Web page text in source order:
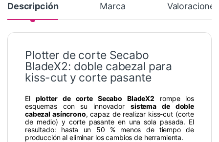
Descripción Marca Valoraciones
Plotter de corte Secabo
BladeX2: doble cabezal para
kiss-cut y corte pasante
El plotter de corte Secabo BladeX2 rompe los
esquemas con su innovador sistema de doble
cabezal asíncrono, capaz de realizar kiss-cut (corte
de medio) y corte pasante en una sola pasada. El
resultado: hasta un 50 % menos de tiempo de
producción al eliminar los cambios de herramienta.